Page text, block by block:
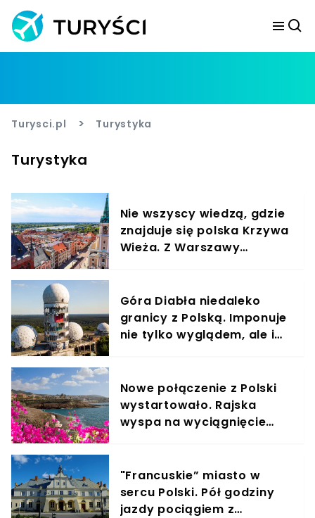
Turysci.pl > Turystyka
Turystyka
Nie wszyscy wiedzą, gdzie
znajduje się polska Krzywa
Wieża. Z Warszawy
Góra Diabła niedaleko
granicy z Polską. Imponuje
nie tylko wyglądem, ale i
Nowe połączenie z Polski
wystartowało. Rajska
wyspa na wyciągnięcie
"Francuskie” miasto w
sercu Polski. Pół godziny
jazdy pociągiem z